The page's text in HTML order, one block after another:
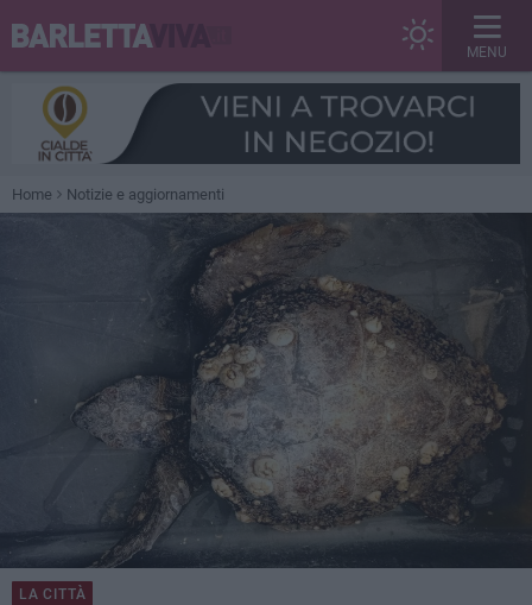
MENU
Home Notizie e aggiornamenti
LA CITTÀ